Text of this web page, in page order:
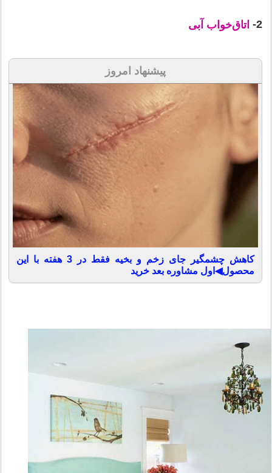
2- اتاق‌خواب ‌آبی
پیشنهاد امروز
کاهش چشمگیر جای زخم و بخیه فقط در 3 هفته با این
محصول◀اول مشاوره بعد خرید